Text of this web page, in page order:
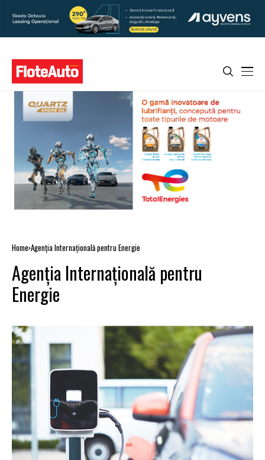
Home Agenția Internațională pentru Energie
Agenția Internațională pentru
Energie